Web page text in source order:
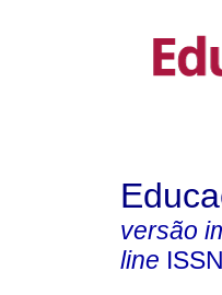
versão
line ISSN